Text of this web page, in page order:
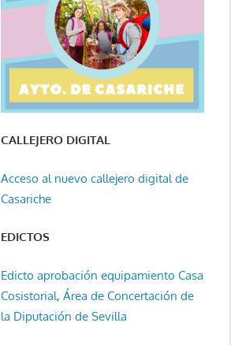
CALLEJERO DIGITAL
Acceso al nuevo callejero digital de
Casariche
EDICTOS
Edicto aprobación equipamiento Casa
Cosistorial, Área de Concertación de
la Diputación de Sevilla